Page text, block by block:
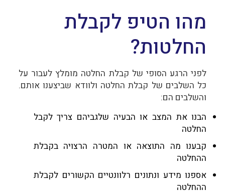
מהו הטיפ לקבלת
החלטות?
לפני הרגע הסופי של קבלת החלטה מומלץ לעבור על
כל השלבים של קבלת החלטה ולוודא שביצענו אותם.
והשלבים הם:
הבנו את המצב או הבעיה שלגביהם צריך לקבל
החלטה
קבענו מה התוצאה או המטרה הרצויה בקבלת
ההחלטה
אספנו מידע ונתונים רלוונטיים הקשורים לקבלת
ההחלטה